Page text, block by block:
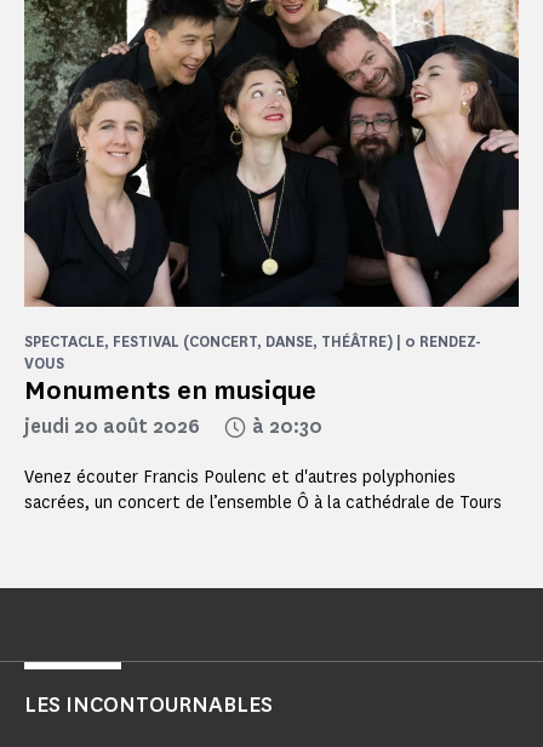
Monuments en musique
SPECTACLE, FESTIVAL (CONCERT, DANSE, THÉÂTRE) | 0 RENDEZ-
VOUS
jeudi 20 août 2026 à 20:30
Venez écouter Francis Poulenc et d'autres polyphonies
sacrées, un concert de l’ensemble Ô à la cathédrale de Tours
LES INCONTOURNABLES